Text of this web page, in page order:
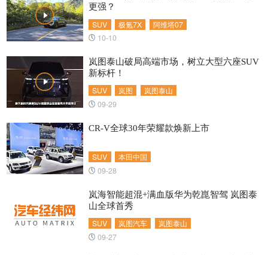
SUV 极氪7X 阿维塔07
更强？
10-10
SUV 岚图 岚图泰山
岚图泰山破局高端市场，树立大型六座SUV
新标杆！
09-29
SUV 本田中国
CR-V全球30年荣耀款焕新上市
09-28
SUV 岚图汽车 岚图泰山
岚海智能超混+满血版华为乾崑智驾 岚图泰
山全球首秀
09-27